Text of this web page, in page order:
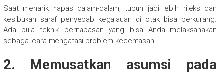
Saat menarik napas dalam-dalam, tubuh jadi lebih rileks dan
kesibukan saraf penyebab kegalauan di otak bisa berkurang.
Ada pula teknik pernapasan yang bisa Anda melaksanakan
sebagai cara mengatasi problem kecemasan.
2. Memusatkan asumsi pada